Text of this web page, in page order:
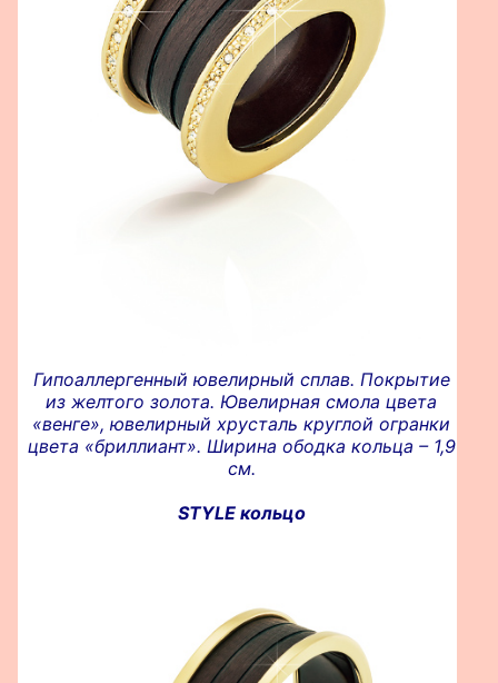
Гипоаллергенный ювелирный сплав. Покрытие
из желтого золота. Ювелирная смола цвета
«венге», ювелирный хрусталь круглой огранки
цвета «бриллиант». Ширина ободка кольца – 1,9
см.
STYLE кольцо